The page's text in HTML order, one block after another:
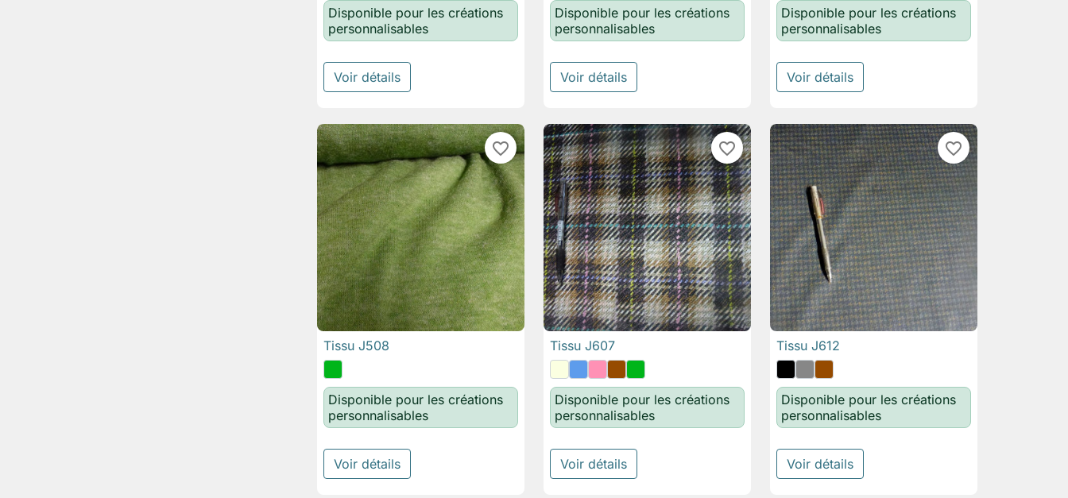
Disponible pour les créations
personnalisables
Voir détails
Disponible pour les créations
personnalisables
Voir détails
Disponible pour les créations
personnalisables
Voir détails
favorite_border
 Aperçu rapide
Tissu J508
Disponible pour les créations
personnalisables
Voir détails
favorite_border

Tissu J607
Disponible pour les créations
personnalisables
Voir détails
favorite_border

Tissu J612
Disponible pour les créations
personnalisables
Voir détails